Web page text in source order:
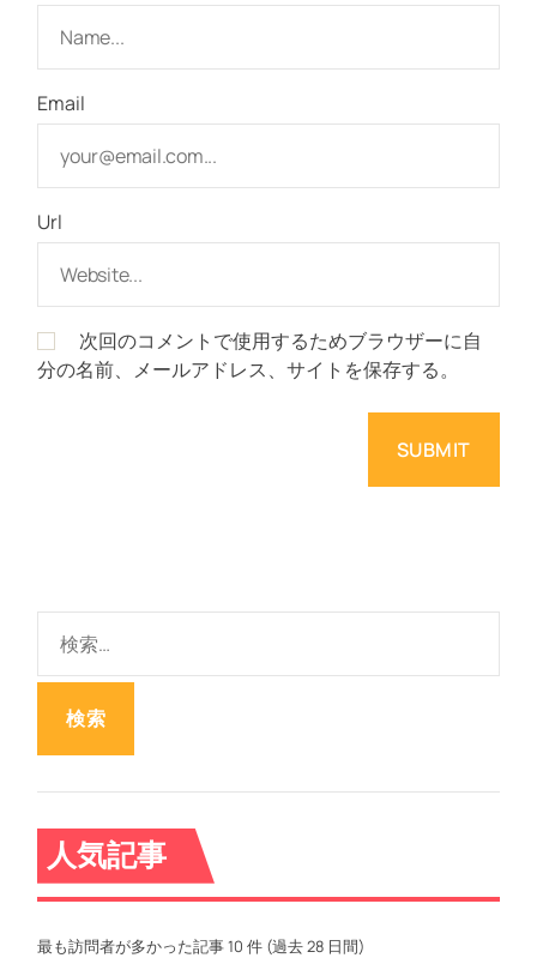
Email
Url
次回のコメントで使用するためブラウザーに自
分の名前、メールアドレス、サイトを保存する。
:
人気記事
最も訪問者が多かった記事 10 件 (過去 28 日間)